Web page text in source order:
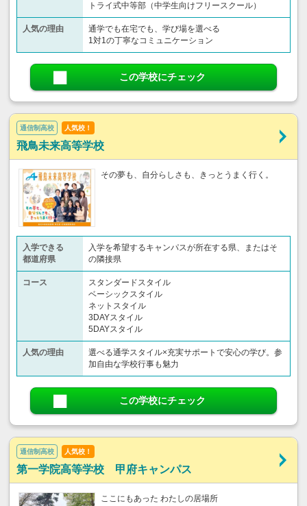
トライ式中等部（中学生向けフリースクール）​
人気の理由
通学でも在宅でも、学び場を選べる
1対1の丁寧なコミュニケーション
この学校にチェック
通信制高校 人気校！
飛鳥未来高等学校
その夢も、自分らしさも、きっとうまく行く。
入学できる
都道府県
入学を希望するキャンパスが所在する県、またはそ
の隣接県
コース
スタンダードスタイル
ベーシックスタイル
ネットスタイル
3DAYスタイル
5DAYスタイル
人気の理由
選べる通学スタイル×充実サポートで安心の学び。参
加自由な学校行事も魅力
この学校にチェック
通信制高校 人気校！
第一学院高等学校 甲府キャンパス
ここにもあった わたしの居場所